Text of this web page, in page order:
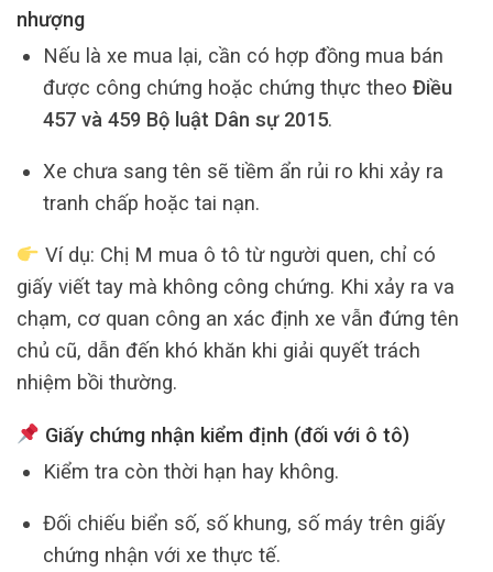
nhượng
Nếu là xe mua lại, cần có hợp đồng mua bán
được công chứng hoặc chứng thực theo Điều
457 và 459 Bộ luật Dân sự 2015.
Xe chưa sang tên sẽ tiềm ẩn rủi ro khi xảy ra
tranh chấp hoặc tai nạn.
Ví dụ: Chị M mua ô tô từ người quen, chỉ có
giấy viết tay mà không công chứng. Khi xảy ra va
chạm, cơ quan công an xác định xe vẫn đứng tên
chủ cũ, dẫn đến khó khăn khi giải quyết trách
nhiệm bồi thường.
Giấy chứng nhận kiểm định (đối với ô tô)
Kiểm tra còn thời hạn hay không.
Đối chiếu biển số, số khung, số máy trên giấy
chứng nhận với xe thực tế.